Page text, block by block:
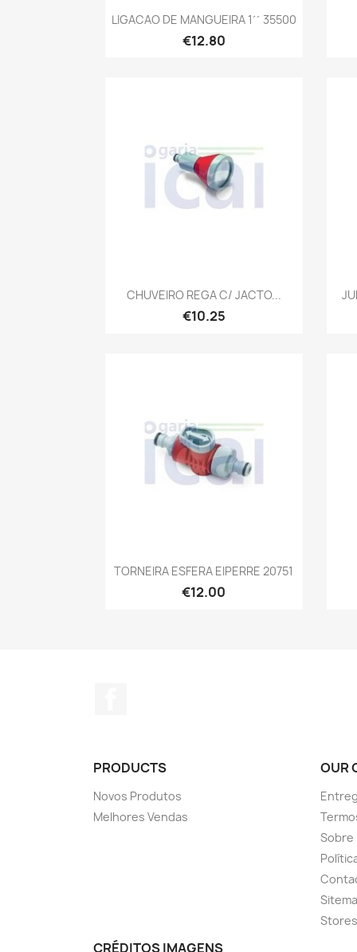
LIGACAO DE MANGUEIRA 1´´ 35500
€12.80
 Quick view
CHUVEIRO REGA C/ JACTO...
€10.25
Quick view
TORNEIRA ESFERA EIPERRE 20751
€12.00
Quick view
PRODUCTS
Novos Produtos
Melhores Vendas
OUR
Sobre
Stores
CRÉDITOS IMAGENS